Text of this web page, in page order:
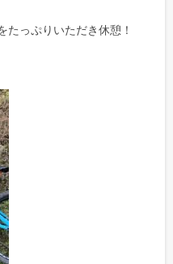
たっぷりいただき休憩！